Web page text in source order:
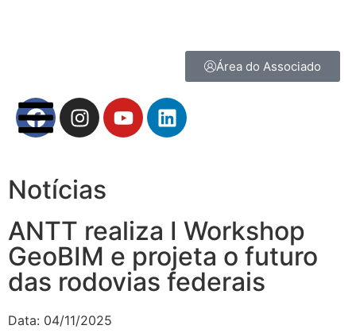
Área do Associado
Notícias
ANTT realiza I Workshop
GeoBIM e projeta o futuro
das rodovias federais
Data: 04/11/2025